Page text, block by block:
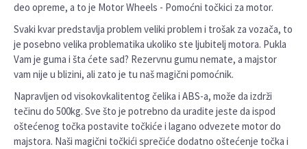
deo opreme, a to je Motor Wheels - Pomoćni točkici za motor.
Svaki kvar predstavlja problem veliki problem i trošak za vozača, to
je posebno velika problematika ukoliko ste ljubitelj motora. Pukla
Vam je guma i šta ćete sad? Rezervnu gumu nemate, a majstor
vam nije u blizini, ali zato je tu naš magični pomoćnik.
Napravljen od visokovkalitentog čelika i ABS-a, može da izdrži
tečinu do 500kg. Sve što je potrebno da uradite jeste da ispod
oštećenog točka postavite točkiće i lagano odvezete motor do
majstora. Naši magični točkići sprečiće dodatno oštećenje točka i